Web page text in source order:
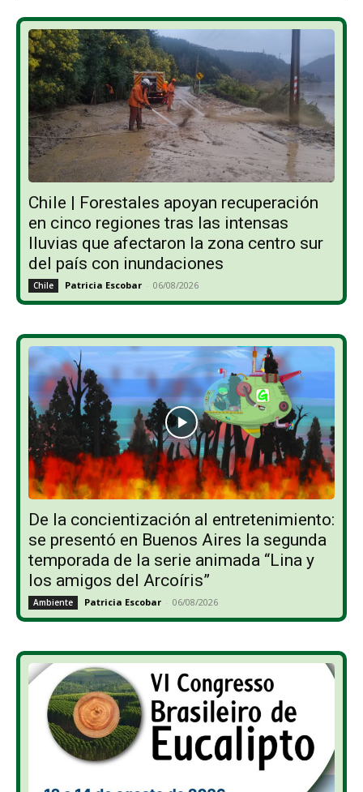
Chile | Forestales apoyan recuperación
en cinco regiones tras las intensas
lluvias que afectaron la zona centro sur
del país con inundaciones
Chile Patricia Escobar - 06/08/2026
De la concientización al entretenimiento:
se presentó en Buenos Aires la segunda
temporada de la serie animada “Lina y
los amigos del Arcoíris”
Ambiente Patricia Escobar - 06/08/2026